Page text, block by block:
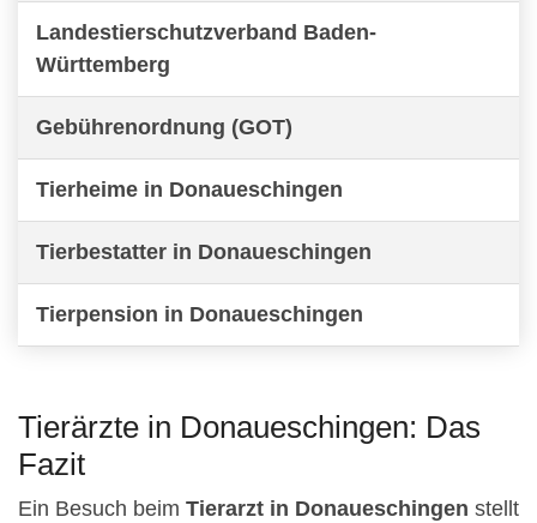
Landestierschutzverband Baden-
Württemberg
Gebührenordnung (GOT)
Tierheime in Donaueschingen
Tierbestatter in Donaueschingen
Tierpension in Donaueschingen
Tierärzte in Donaueschingen: Das
Fazit
Ein Besuch beim Tierarzt in Donaueschingen stellt